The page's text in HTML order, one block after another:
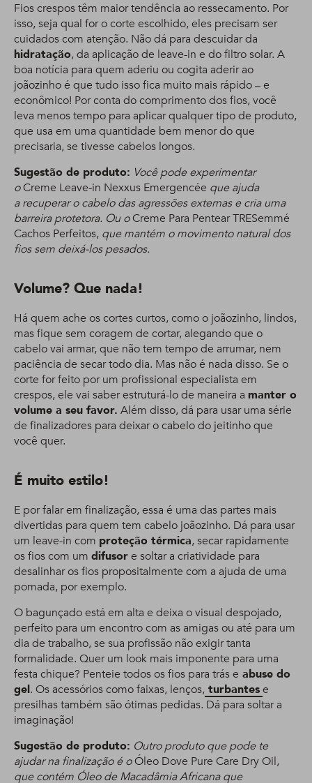
Fios crespos têm maior tendência ao ressecamento. Por
isso, seja qual for o corte escolhido, eles precisam ser
cuidados com atenção. Não dá para descuidar da
hidratação, da aplicação de leave-in e do filtro solar. A
boa notícia para quem aderiu ou cogita aderir ao
joãozinho é que tudo isso fica muito mais rápido – e
econômico! Por conta do comprimento dos fios, você
leva menos tempo para aplicar qualquer tipo de produto,
que usa em uma quantidade bem menor do que
precisaria, se tivesse cabelos longos.
Sugestão de produto: Você pode experimentar
oCreme Leave-in Nexxus Emergencée que ajuda
a recuperar o cabelo das agressões externas e cria uma
barreira protetora. Ou oCreme Para Pentear TRESemmé
Cachos Perfeitos, que mantém o movimento natural dos
fios sem deixá-los pesados.
Volume? Que nada!
Há quem ache os cortes curtos, como o joãozinho, lindos,
mas fique sem coragem de cortar, alegando que o
cabelo vai armar, que não tem tempo de arrumar, nem
paciência de secar todo dia. Mas não é nada disso. Se o
corte for feito por um profissional especialista em
crespos, ele vai saber estruturá-lo de maneira a manter o
volume a seu favor. Além disso, dá para usar uma série
de finalizadores para deixar o cabelo do jeitinho que
você quer.
É muito estilo!
E por falar em finalização, essa é uma das partes mais
divertidas para quem tem cabelo joãozinho. Dá para usar
um leave-in com proteção térmica, secar rapidamente
os fios com um difusore soltar a criatividade para
desalinhar os fios propositalmente com a ajuda de uma
pomada, por exemplo.
O bagunçado está em alta e deixa o visual despojado,
perfeito para um encontro com as amigas ou até para um
dia de trabalho, se sua profissão não exigir tanta
formalidade. Quer um look mais imponente para uma
festa chique? Penteie todos os fios para trás e abuse do
gel. Os acessórios como faixas, lenços, turbantese
presilhas também são ótimas pedidas. Dá para soltar a
imaginação!
Sugestão de produto: Outro produto que pode te
ajudar na finalização é oÓleo Dove Pure Care Dry Oil,
que contém Óleo de Macadâmia Africana que